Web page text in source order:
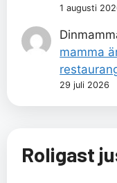
1 augusti
mamma
29 juli 2026
Roligast